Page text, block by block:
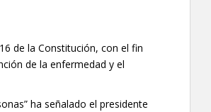
de la Constitución, con el fin
de la enfermedad y el
ha señalado el presidente